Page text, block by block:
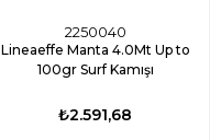
2250040
Lineaeffe Manta 4.0Mt Up to
100gr Surf Kamışı
₺2.591,68